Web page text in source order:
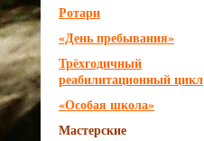
Ротари
«День пребывания»
Трёхгодичный
реабилитационный цикл
«Особая школа»
Мастерские